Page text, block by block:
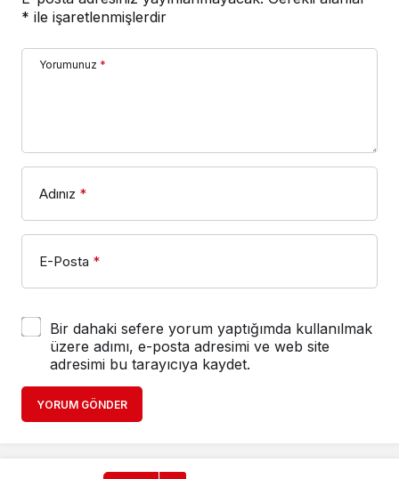
* ile işaretlenmişlerdir
Yorumunuz *
Adınız *
E-Posta *
Bir dahaki sefere yorum yaptığımda kullanılmak
üzere adımı, e-posta adresimi ve web site
adresimi bu tarayıcıya kaydet.
YORUM GÖNDER